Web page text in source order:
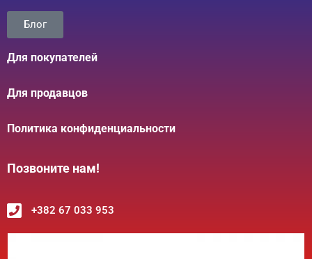
Блог
Для покупателей
Для продавцов
Политика конфиденциальности
Позвоните нам!
+382 67 033 953